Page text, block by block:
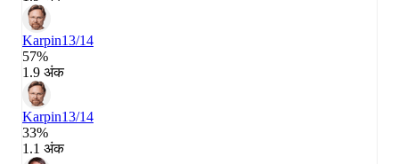
Karpin13/14
57%
1.9 अंक
Karpin13/14
33%
1.1 अंक